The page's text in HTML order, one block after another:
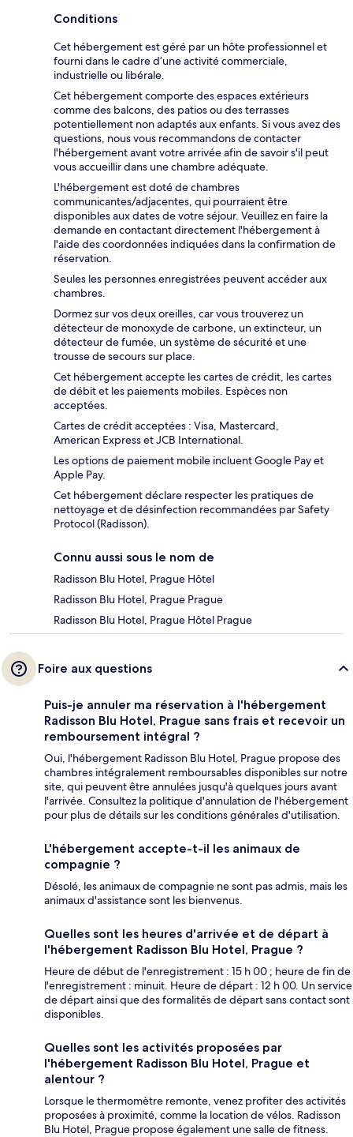
Conditions
Cet hébergement est géré par un hôte professionnel et
fourni dans le cadre d’une activité commerciale,
industrielle ou libérale.
Cet hébergement comporte des espaces extérieurs
comme des balcons, des patios ou des terrasses
potentiellement non adaptés aux enfants. Si vous avez des
questions, nous vous recommandons de contacter
l'hébergement avant votre arrivée afin de savoir s'il peut
vous accueillir dans une chambre adéquate.
L'hébergement est doté de chambres
communicantes/adjacentes, qui pourraient être
disponibles aux dates de votre séjour. Veuillez en faire la
demande en contactant directement l'hébergement à
l'aide des coordonnées indiquées dans la confirmation de
réservation.
Seules les personnes enregistrées peuvent accéder aux
chambres.
Dormez sur vos deux oreilles, car vous trouverez un
détecteur de monoxyde de carbone, un extincteur, un
détecteur de fumée, un système de sécurité et une
trousse de secours sur place.
Cet hébergement accepte les cartes de crédit, les cartes
de débit et les paiements mobiles. Espèces non
acceptées.
Cartes de crédit acceptées : Visa, Mastercard,
American Express et JCB International.
Les options de paiement mobile incluent Google Pay et
Apple Pay.
Cet hébergement déclare respecter les pratiques de
nettoyage et de désinfection recommandées par Safety
Protocol (Radisson).
Connu aussi sous le nom de
Radisson Blu Hotel, Prague Hôtel
Radisson Blu Hotel, Prague Prague
Radisson Blu Hotel, Prague Hôtel Prague
Foire aux questions
Puis-je annuler ma réservation à l'hébergement
Radisson Blu Hotel, Prague sans frais et recevoir un
remboursement intégral ?
Oui, l'hébergement Radisson Blu Hotel, Prague propose des
chambres intégralement remboursables disponibles sur notre
site, qui peuvent être annulées jusqu'à quelques jours avant
l'arrivée. Consultez la politique d'annulation de l'hébergement
pour plus de détails sur les conditions générales d'utilisation.
L'hébergement accepte-t-il les animaux de
compagnie ?
Désolé, les animaux de compagnie ne sont pas admis, mais les
animaux d'assistance sont les bienvenus.
Quelles sont les heures d'arrivée et de départ à
l'hébergement Radisson Blu Hotel, Prague ?
Heure de début de l'enregistrement : 15 h 00 ; heure de fin de
l'enregistrement : minuit. Heure de départ : 12 h 00. Un service
de départ ainsi que des formalités de départ sans contact sont
disponibles.
Quelles sont les activités proposées par
l'hébergement Radisson Blu Hotel, Prague et
alentour ?
Lorsque le thermomètre remonte, venez profiter des activités
proposées à proximité, comme la location de vélos. Radisson
Blu Hotel, Prague propose également une salle de fitness.